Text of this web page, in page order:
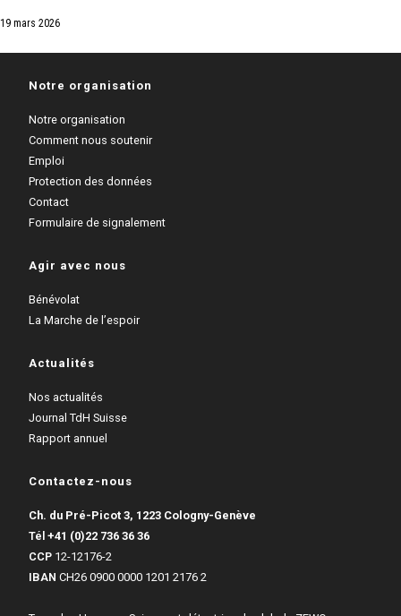
19 mars 2026
Notre organisation
Notre organisation
Comment nous soutenir
Emploi
Protection des données
Contact
Formulaire de signalement
Agir avec nous
Bénévolat
La Marche de l’espoir
Actualités
Nos actualités
Journal TdH Suisse
Rapport annuel
Contactez-nous
Ch. du Pré-Picot 3, 1223 Cologny-Genève
Tél +41 (0)22 736 36 36
CCP 12-12176-2
IBAN CH26 0900 0000 1201 2176 2